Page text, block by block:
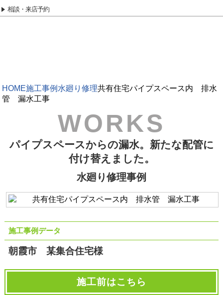
相談・来店予約
HOME施工事例水廻り修理共有住宅パイプスペース内 排水
管 漏水工事
パイプスペースからの漏水。新たな配管に
付け替えました。
水廻り修理事例
施工事例データ
朝霞市 某集合住宅様
施工前はこちら